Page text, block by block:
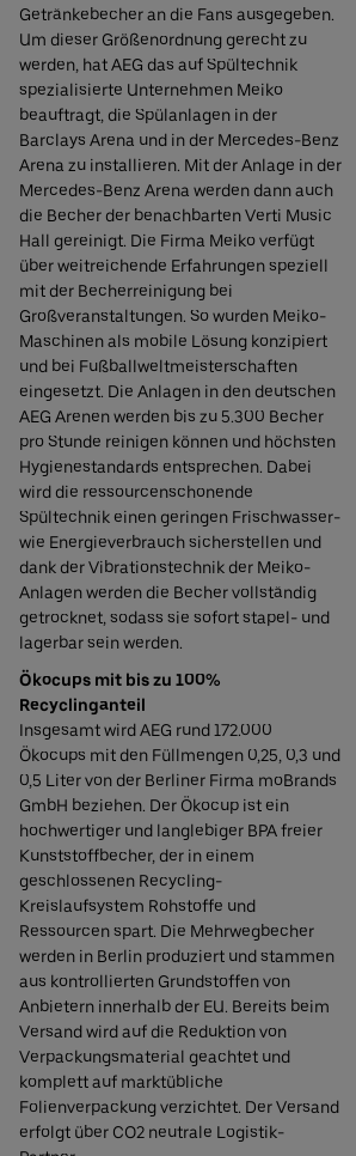
Getränkebecher an die Fans ausgegeben.
Um dieser Größenordnung gerecht zu
werden, hat AEG das auf Spültechnik
spezialisierte Unternehmen Meiko
beauftragt, die Spülanlagen in der
Barclays Arena und in der Mercedes-Benz
Arena zu installieren. Mit der Anlage in der
Mercedes-Benz Arena werden dann auch
die Becher der benachbarten Verti Music
Hall gereinigt. Die Firma Meiko verfügt
über weitreichende Erfahrungen speziell
mit der Becherreinigung bei
Großveranstaltungen. So wurden Meiko-
Maschinen als mobile Lösung konzipiert
und bei Fußballweltmeisterschaften
eingesetzt. Die Anlagen in den deutschen
AEG Arenen werden bis zu 5.300 Becher
pro Stunde reinigen können und höchsten
Hygienestandards entsprechen. Dabei
wird die ressourcenschonende
Spültechnik einen geringen Frischwasser-
wie Energieverbrauch sicherstellen und
dank der Vibrationstechnik der Meiko-
Anlagen werden die Becher vollständig
getrocknet, sodass sie sofort stapel- und
lagerbar sein werden.
Ökocups mit bis zu 100%
Recyclinganteil
Insgesamt wird AEG rund 172.000
Ökocups mit den Füllmengen 0,25, 0,3 und
0,5 Liter von der Berliner Firma moBrands
GmbH beziehen. Der Ökocup ist ein
hochwertiger und langlebiger BPA freier
Kunststoffbecher, der in einem
geschlossenen Recycling-
Kreislaufsystem Rohstoffe und
Ressourcen spart. Die Mehrwegbecher
werden in Berlin produziert und stammen
aus kontrollierten Grundstoffen von
Anbietern innerhalb der EU. Bereits beim
Versand wird auf die Reduktion von
Verpackungsmaterial geachtet und
komplett auf marktübliche
Folienverpackung verzichtet. Der Versand
erfolgt über CO2 neutrale Logistik-